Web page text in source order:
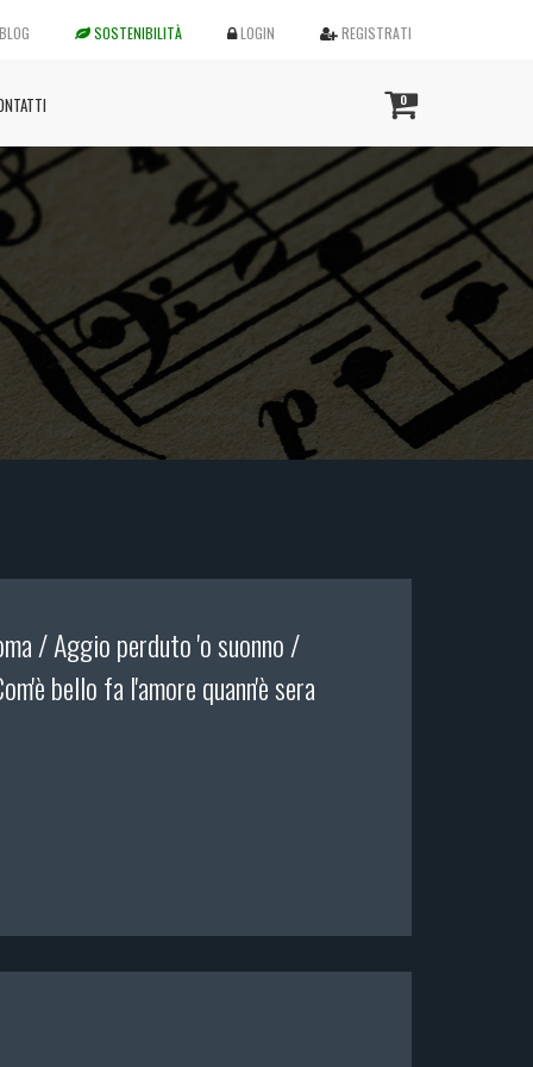
BLOG SOSTENIBILITÀ LOGIN REGISTRATI
0
/ Aggio perduto 'o suonno /
bello fa l'amore quann'è sera